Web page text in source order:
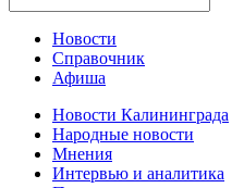
Новости
Справочник
Афиша
Новости Калининграда
Народные новости
Мнения
Интервью и аналитика